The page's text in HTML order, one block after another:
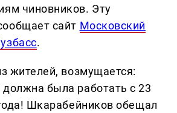
чиновников. Эту
сайт Московский
.
жителей, возмущается:
была работать с 23
Шкарабейников обещал